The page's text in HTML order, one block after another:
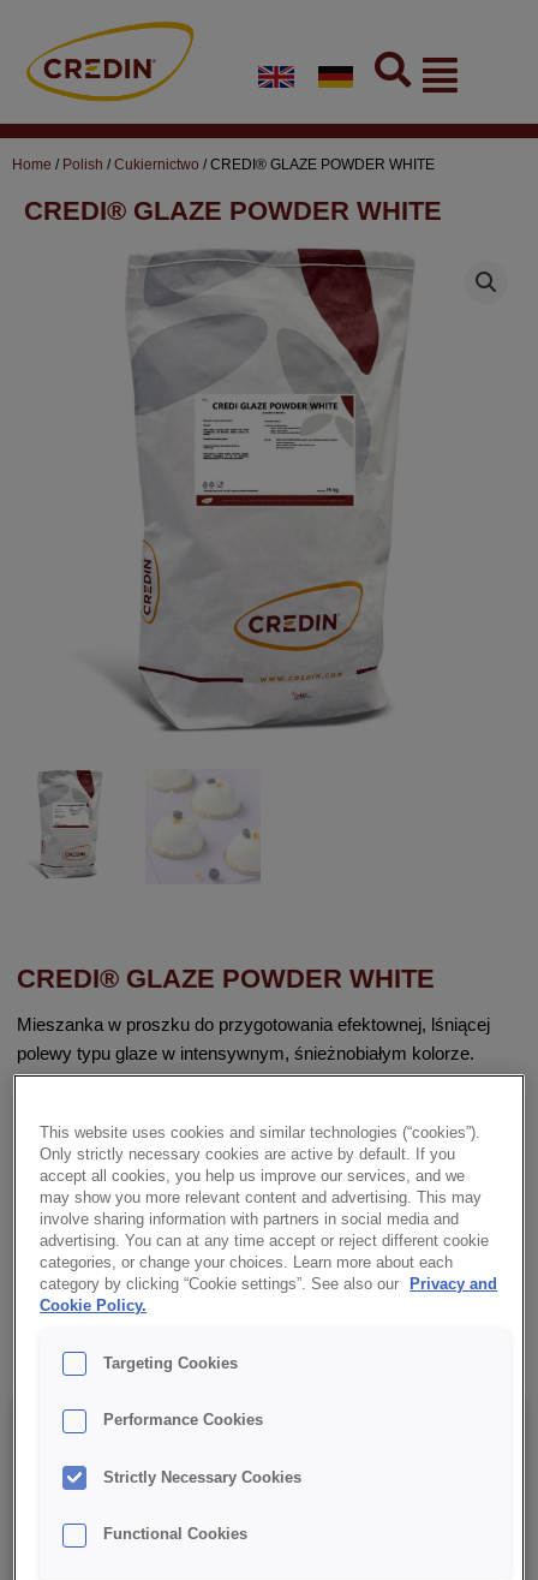
content
Flyout
Menu
Home / Polish /Cukiernictwo / CREDI® GLAZE POWDER WHITE
CREDI® GLAZE POWDER WHITE
CREDI® GLAZE POWDER WHITE
Mieszanka w proszku do przygotowania efektownej, lśniącej
polewy typu glaze w intensywnym, śnieżnobiałym kolorze.
Idealna do dekoracji ciast, deserów i tortów, nadając im
gładką i błyszczącą powierzchnię.
✔ Śnieżnobiały kolor
✔ Idealna konsystencja
✔ Duża wydajność produktu
Szczegóły
Opakowanie : 5 kg worek;
This website uses cookies and similar technologies (“cookies”).
Only strictly necessary cookies are active by default. If you
accept all cookies, you help us improve our services, and we
may show you more relevant content and advertising. This may
involve sharing information with partners in social media and
advertising. You can at any time accept or reject different cookie
categories, or change your choices. Learn more about each
category by clicking “Cookie settings”. See also our
Privacy and
Cookie Policy.
Targeting Cookies
Performance Cookies
Strictly Necessary Cookies
Functional Cookies